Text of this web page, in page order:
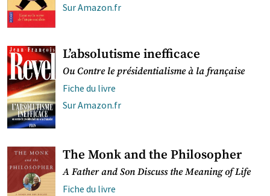
Sur Amazon.fr
L’absolutisme inefficace
Ou Contre le présidentialisme à la française
Fiche du livre
Sur Amazon.fr
The Monk and the Philosopher
A Father and Son Discuss the Meaning of Life
Fiche du livre